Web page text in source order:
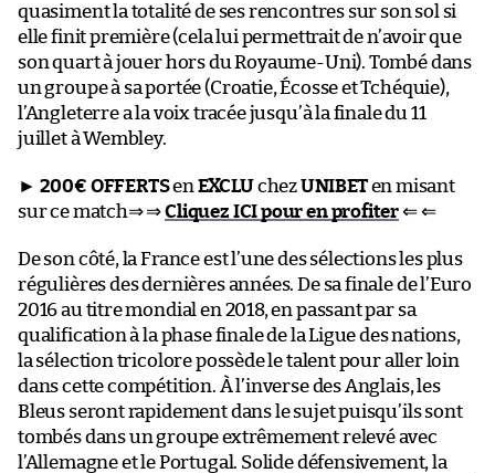
quasiment la totalité de ses rencontres sur son sol si
elle finit première (cela lui permettrait de n’avoir que
son quart à jouer hors du Royaume-Uni). Tombé dans
un groupe à sa portée (Croatie, Écosse et Tchéquie),
l’Angleterre a la voix tracée jusqu’à la finale du 11
juillet à Wembley.
► 200€ OFFERTSen EXCLUchezUNIBETen misant
sur ce match⇒ ⇒Cliquez ICI pour en profiter⇐ ⇐
De son côté, la France est l’une des sélections les plus
régulières des dernières années. De sa finale de l’Euro
2016 au titre mondial en 2018, en passant par sa
qualification à la phase finale de la Ligue des nations,
la sélection tricolore possède le talent pour aller loin
dans cette compétition. À l’inverse des Anglais, les
Bleus seront rapidement dans le sujet puisqu’ils sont
tombés dans un groupe extrêmement relevé avec
l’Allemagne et le Portugal. Solide défensivement, la